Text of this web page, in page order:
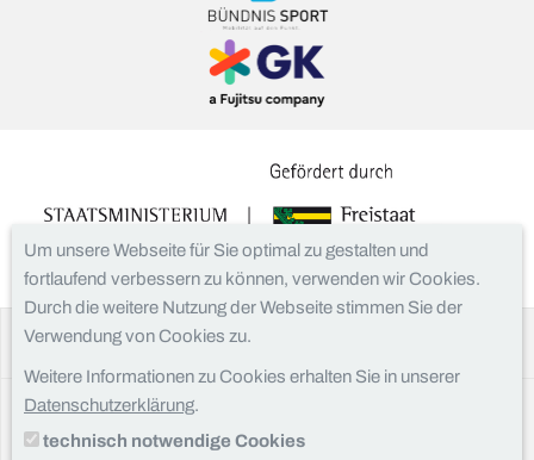
Facebook
Impressum
Um unsere Webseite für Sie optimal zu gestalten und
fortlaufend verbessern zu können, verwenden wir Cookies.
Durch die weitere Nutzung der Webseite stimmen Sie der
Verwendung von Cookies zu.
Weitere Informationen zu Cookies erhalten Sie in unserer
Datenschutzerklärung.
technisch notwendige Cookies